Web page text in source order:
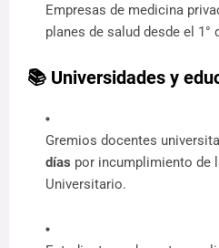
Empresas de medicina
planes de salud desde el 1°
📚 Universidades y
Gremios docentes
días por incumplimiento de
Universitario.